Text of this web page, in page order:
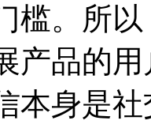
槛。所
产品的
本身是